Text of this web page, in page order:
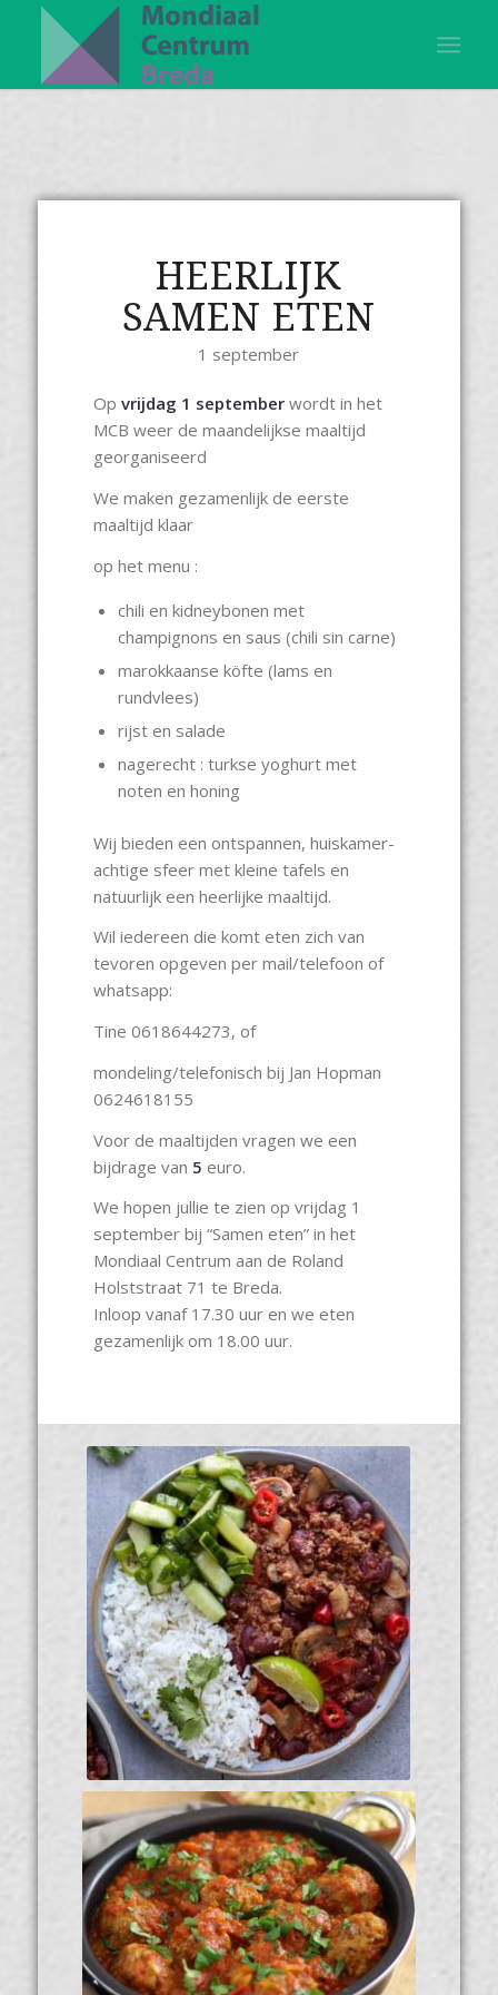
HEERLIJK
SAMEN ETEN
1 september
Op vrijdag 1 septemberwordt in het
MCB weer de maandelijkse maaltijd
georganiseerd
We maken gezamenlijk de eerste
maaltijd klaar
op het menu :
chili en kidneybonen met
champignons en saus (chili sin carne)
marokkaanse köfte (lams en
rundvlees)
rijst en salade
nagerecht : turkse yoghurt met
noten en honing
Wij bieden een ontspannen, huiskamer-
achtige sfeer met kleine tafels en
natuurlijk een heerlijke maaltijd.
Wil iedereen die komt eten zich van
tevoren opgeven per mail/telefoon of
whatsapp:
Tine 0618644273, of
mondeling/telefonisch bij Jan Hopman
0624618155
Voor de maaltijden vragen we een
bijdrage van 5 euro.
We hopen jullie te zien op vrijdag 1
september bij “Samen eten” in het
Mondiaal Centrum aan de Roland
Holststraat 71 te Breda.
Inloop vanaf 17.30 uur en we eten
gezamenlijk om 18.00 uur.